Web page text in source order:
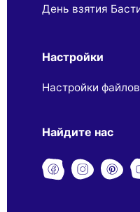
День взятия
Настройки
Настройки
Найдите нас